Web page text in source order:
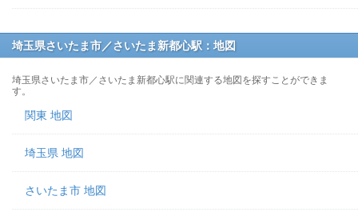
埼玉県さいたま市／さいたま新都心駅：地図
埼玉県さいたま市／さいたま新都心駅に関連する地図を探すことができま
す。
関東 地図
埼玉県 地図
さいたま市 地図